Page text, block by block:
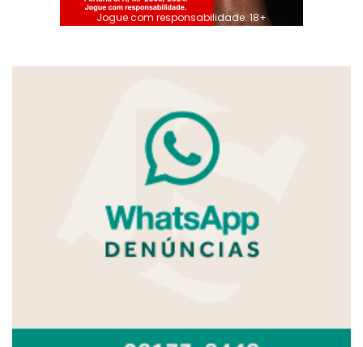
Jogue com responsabilidade. 18+